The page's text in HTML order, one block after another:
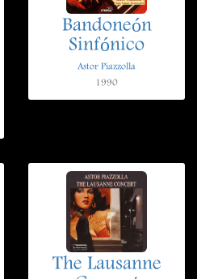
Bandoneón
Sinfónico
Astor Piazzolla
1990
The Lausanne